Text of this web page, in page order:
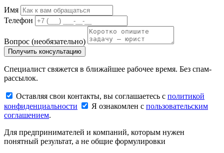
Имя
Телефон
Вопрос (необязательно)
Получить консультацию
Специалист свяжется в ближайшее рабочее время. Без спам-
рассылок.
Оставляя свои контакты, вы соглашаетесь с политикой
конфиденциальности
Я ознакомлен с пользовательским
соглашением.
Для предпринимателей и компаний, которым нужен
понятный результат, а не общие формулировки